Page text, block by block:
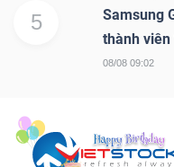
5
Samsung
thành viên
08/08 09:02